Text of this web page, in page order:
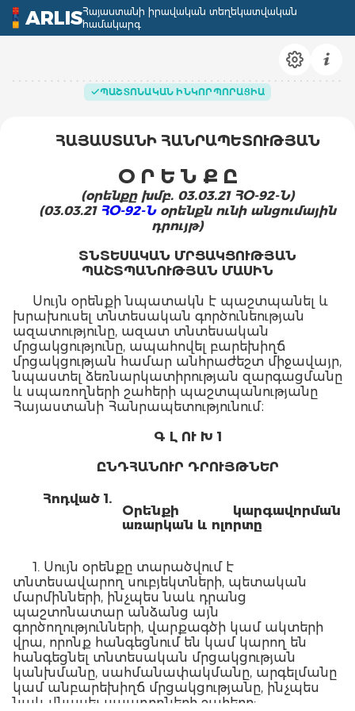
ARLISՀայաստանի իրավական տեղեկատվական
համակարգ
ՊԱՇՏՈՆԱԿԱՆ ԻՆԿՈՐՊՈՐԱՑԻԱ
ՀԱՅԱՍՏԱՆԻ ՀԱՆՐԱՊԵՏՈՒԹՅԱՆ
Օ Ր Ե Ն Ք Ը
(օրենքը խմբ. 03.03.21 ՀՕ-92-Ն)
(03.03.21 ՀՕ-92-Նօրենքն ունի անցումային
դրույթ)
ՏՆՏԵՍԱԿԱՆ ՄՐՑԱԿՑՈՒԹՅԱՆ
ՊԱՇՏՊԱՆՈՒԹՅԱՆ ՄԱՍԻՆ
Սույն օրենքի նպատակն է պաշտպանել և
խրախուսել տնտեսական գործունեության
ազատությունը, ազատ տնտեսական
մրցակցությունը, ապահովել բարեխիղճ
մրցակցության համար անհրաժեշտ միջավայր,
նպաստել ձեռնարկատիրության զարգացմանը
և սպառողների շահերի պաշտպանությանը
Հայաստանի Հանրապետությունում։
Գ Լ ՈՒ Խ 1
ԸՆԴՀԱՆՈՒՐ ԴՐՈՒՅԹՆԵՐ
Հոդված 1.
Օրենքի կարգավորման
առարկան և ոլորտը
1. Սույն օրենքը տարածվում է
տնտեսավարող սուբյեկտների, պետական
մարմինների, ինչպես նաև դրանց
պաշտոնատար անձանց այն
գործողությունների, վարքագծի կամ ակտերի
վրա, որոնք հանգեցնում են կամ կարող են
հանգեցնել տնտեսական մրցակցության
կանխմանը, սահմանափակմանը, արգելմանը
կամ անբարեխիղճ մրցակցությանը, ինչպես
նաև վնասել սպառողների շահերը: